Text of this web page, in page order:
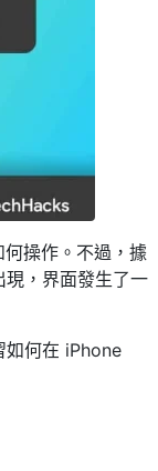
操作。不過，據
，界面發生了一
如何在 iPhone